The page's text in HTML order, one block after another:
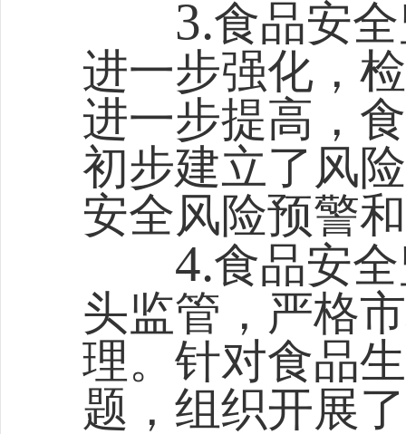
3.食品安
进一步强化，
进一步提高，
初步建立了风
安全风险预警
4.食品安
头监管，严格
理。针对食品
题，组织开展